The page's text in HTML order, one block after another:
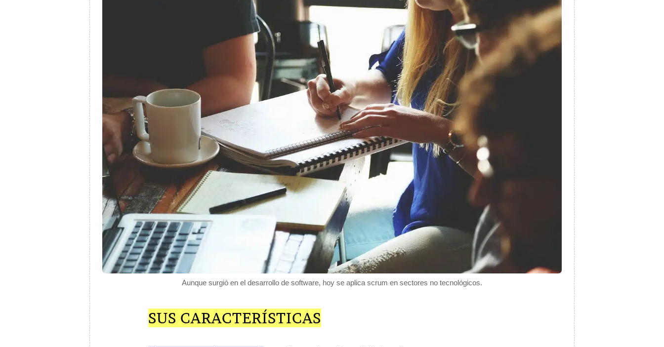
Aunque surgió en el desarrollo de software, hoy se aplica scrum en sectores no tecnológicos.
SUS CARACTERÍSTICAS